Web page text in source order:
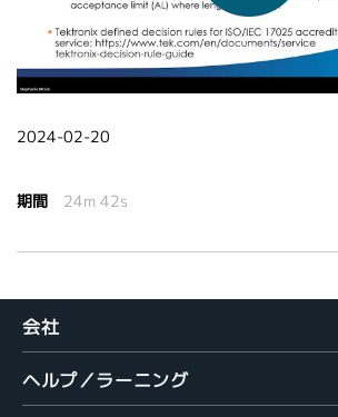
2024-02-20
期間 24m 42s
会社
ヘルプ／ラーニング